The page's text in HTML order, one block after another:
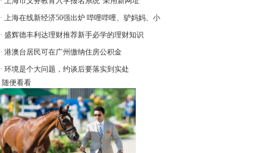
· 上海在线新经济50强出炉 哔哩哔哩、驴妈妈、小
· 盛辉德丰利达理财推荐新手必学的理财知识
· 港澳台居民可在广州缴纳住房公积金
· 环境是个大问题，约谈后要落实到实处
随便看看